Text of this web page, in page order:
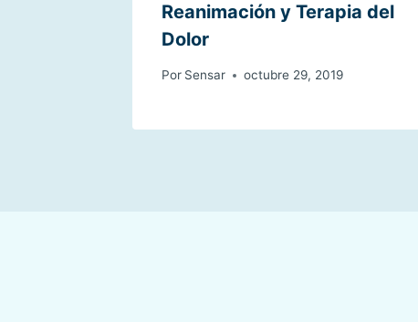
Reanimación y Terapia del
Dolor
Por Sensar octubre 29, 2019